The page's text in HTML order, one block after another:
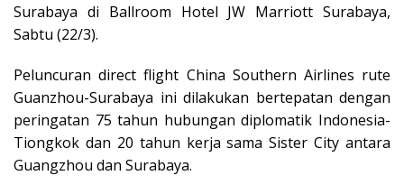
Surabaya di Ballroom Hotel JW Marriott Surabaya,
Sabtu (22/3).
Peluncuran direct flight China Southern Airlines rute
Guanzhou-Surabaya ini dilakukan bertepatan dengan
peringatan 75 tahun hubungan diplomatik Indonesia-
Tiongkok dan 20 tahun kerja sama Sister City antara
Guangzhou dan Surabaya.